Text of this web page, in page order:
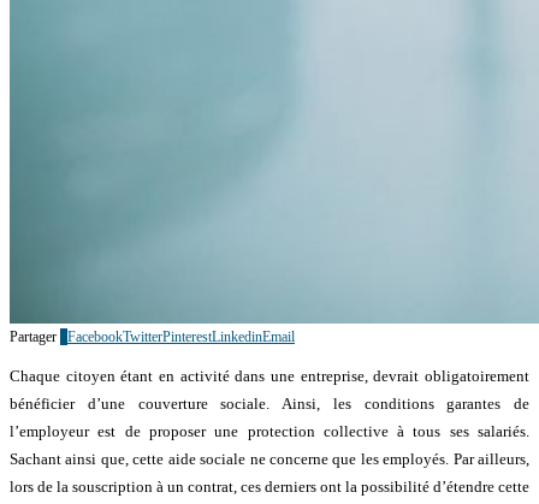
Partager FacebookTwitterPinterestLinkedinEmail
Chaque citoyen étant en activité dans une entreprise, devrait obligatoirement
bénéficier d’une couverture sociale. Ainsi, les conditions garantes de
l’employeur est de proposer une protection collective à tous ses salariés.
Sachant ainsi que, cette aide sociale ne concerne que les employés. Par ailleurs,
lors de la souscription à un contrat, ces derniers ont la possibilité d’étendre cette